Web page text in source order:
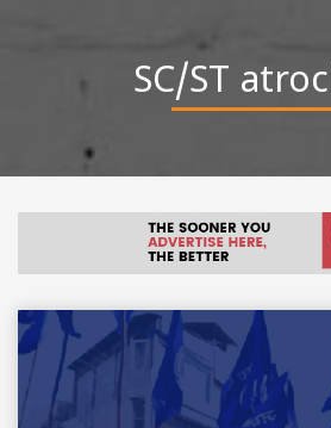
SC/ST